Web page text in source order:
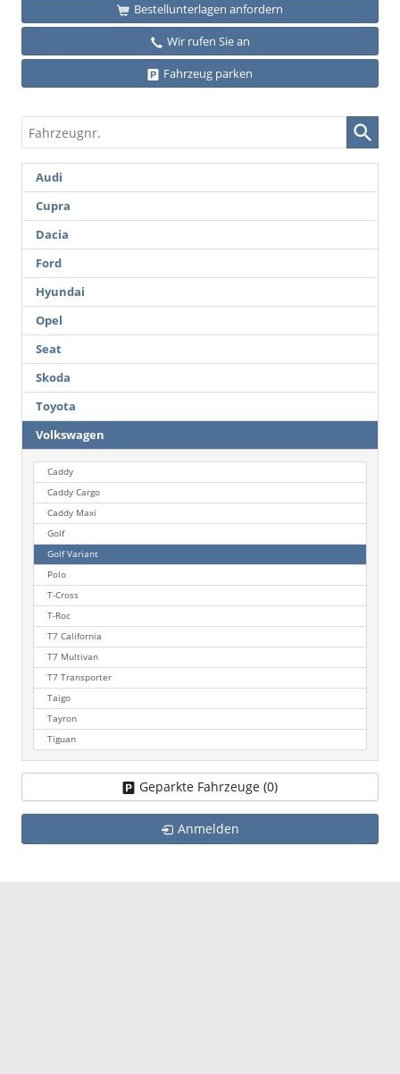
Bestellunterlagen anfordern
Wir rufen Sie an
Fahrzeug parken
Fahrzeugnr.
Audi
Cupra
Dacia
Ford
Hyundai
Opel
Seat
Skoda
Toyota
Volkswagen
Caddy
Caddy Cargo
Caddy Maxi
Golf
Golf Variant
Polo
T-Cross
T-Roc
T7 California
T7 Multivan
T7 Transporter
Taigo
Tayron
Tiguan
Geparkte Fahrzeuge (0)
Anmelden